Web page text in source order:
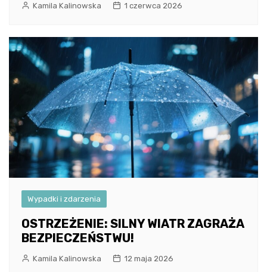
Kamila Kalinowska 1 czerwca 2026
Wypadki i zdarzenia
OSTRZEŻENIE: SILNY WIATR ZAGRAŻA
BEZPIECZEŃSTWU!
Kamila Kalinowska 12 maja 2026